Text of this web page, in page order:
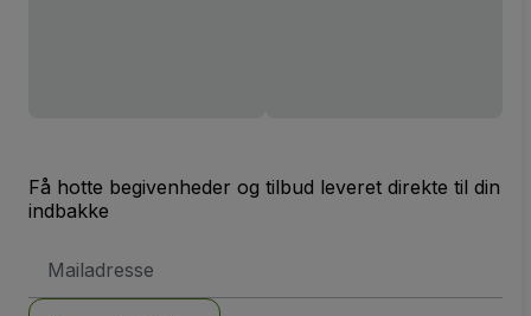
Få hotte begivenheder og tilbud leveret direkte til din
indbakke
adresse